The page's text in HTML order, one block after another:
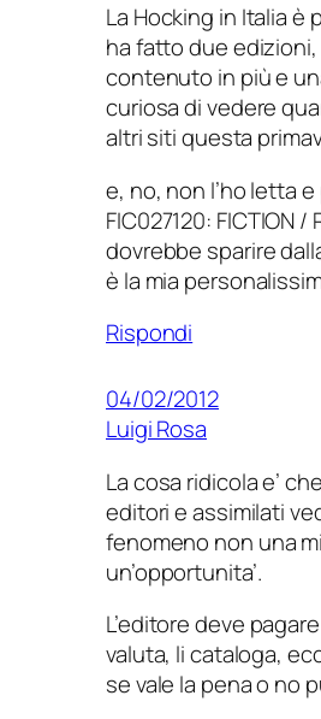
La Hocking in Italia
ha fatto due
contenuto in più e
curiosa di vedere
altri siti questa
e, no, non l’ho letta
FIC027120: FICTION
dovrebbe sparire
è la mia
Rispondi
04/02/2012
Luigi Rosa
La cosa ridicola e’
editori e assimilati
fenomeno non una
un’opportunita’.
L’editore deve
valuta, li cataloga,
se vale la pena o no